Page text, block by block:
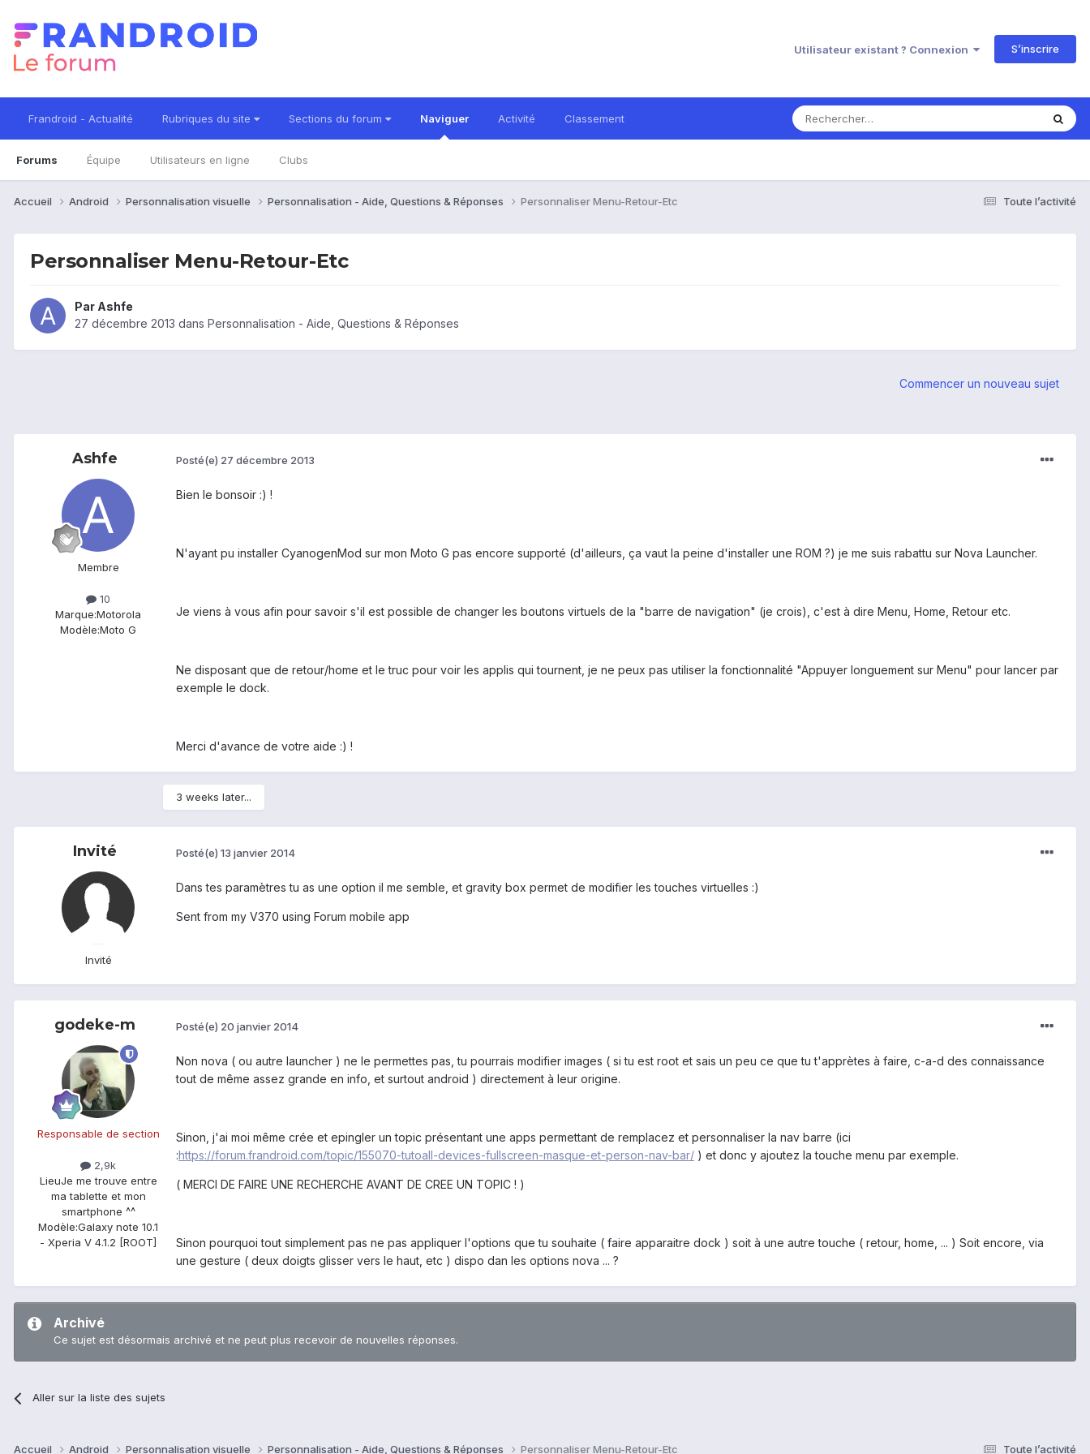
Utilisateur existant ? Connexion S’inscrire
Frandroid - Actualité Rubriques du site Sections du forum Naviguer
Forums Équipe Utilisateurs en ligne Clubs
Activité Classement
Toute l’activité
Accueil Android Personnalisation visuelle Personnalisation - Aide, Questions & Réponses Personnaliser Menu-Retour-Etc
Personnaliser Menu-Retour-Etc
Par Ashfe
27 décembre 2013 dans Personnalisation - Aide, Questions & Réponses
Commencer un nouveau sujet
Ashfe
Membre
10
Marque:Motorola
Modèle:Moto G
Posté(e) 27 décembre 2013
Bien le bonsoir :) !
N'ayant pu installer CyanogenMod sur mon Moto G pas encore supporté (d'ailleurs, ça vaut la peine d'installer une ROM ?) je me suis rabattu sur Nova Launcher.
Je viens à vous afin pour savoir s'il est possible de changer les boutons virtuels de la "barre de navigation" (je crois), c'est à dire Menu, Home, Retour etc.
Ne disposant que de retour/home et le truc pour voir les applis qui tournent, je ne peux pas utiliser la fonctionnalité "Appuyer longuement sur Menu" pour lancer par
exemple le dock.
Merci d'avance de votre aide :) !
3 weeks later...
Invité
Invité
Posté(e) 13 janvier 2014
Dans tes paramètres tu as une option il me semble, et gravity box permet de modifier les touches virtuelles :)
Sent from my V370 using Forum mobile app
godeke-m
Responsable de section
2,9k
LieuJe me trouve entre
ma tablette et mon
smartphone ^^
Modèle:Galaxy note 10.1
- Xperia V 4.1.2 [ROOT]
Posté(e) 20 janvier 2014
Non nova ( ou autre launcher ) ne le permettes pas, tu pourrais modifier images ( si tu est root et sais un peu ce que tu t'apprètes à faire, c-a-d des connaissance
tout de même assez grande en info, et surtout android ) directement à leur origine.
Sinon, j'ai moi même crée et epingler un topic présentant une apps permettant de remplacez et personnaliser la nav barre (ici
:https://forum.frandroid.com/topic/155070-tutoall-devices-fullscreen-masque-et-person-nav-bar/ ) et donc y ajoutez la touche menu par exemple.
( MERCI DE FAIRE UNE RECHERCHE AVANT DE CREE UN TOPIC ! )
Sinon pourquoi tout simplement pas ne pas appliquer l'options que tu souhaite ( faire apparaitre dock ) soit à une autre touche ( retour, home, ... ) Soit encore, via
une gesture ( deux doigts glisser vers le haut, etc ) dispo dan les options nova ... ?
Archivé
Ce sujet est désormais archivé et ne peut plus recevoir de nouvelles réponses.
Aller sur la liste des sujets
Toute l’activité
Accueil Android Personnalisation visuelle Personnalisation - Aide, Questions & Réponses Personnaliser Menu-Retour-Etc